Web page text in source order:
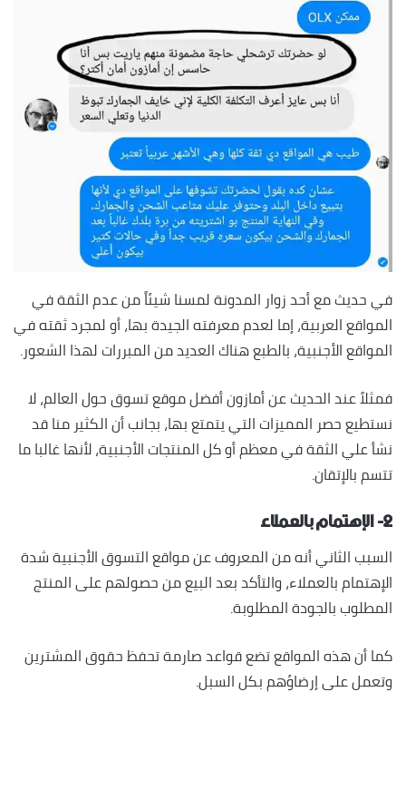
في حديث مع أحد زوار المدونة لمسنا شيئاً من عدم الثقة في
المواقع العربية، إما لعدم معرفته الجيدة بها، أو لمجرد ثقته في
المواقع الأجنبية، بالطبع هناك العديد من المبررات لهذا الشعور.
فمثلاً عند الحديث عن أمازون أفضل موقع تسوق حول العالم، لا
نستطيع حصر المميزات التي يتمتع بها، بجانب أن الكثير منا قد
نشأ علي الثقة في معظم أو كل المنتجات الأجنبية، لأنها غالبا ما
تتسم بالإتقان.
٢- الإهتمام بالعملاء
السبب الثاني أنه من المعروف عن مواقع التسوق الأجنبية شدة
الإهتمام بالعملاء، والتأكد بعد البيع من حصولهم على المنتج
المطلوب بالجودة المطلوبة.
كما أن هذه المواقع تضع قواعد صارمة تحفظ حقوق المشترين
وتعمل على إرضاؤهم بكل السبل.